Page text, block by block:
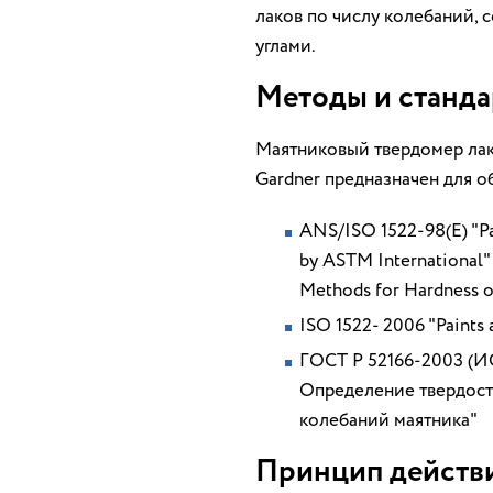
лаков по числу
углами.
Методы и
Маятниковый твердомер
Gardner предназначен для
ANS/ISO 1522-98(E)
by ASTM International"
Methods for Hardness
ISO 1522- 2006
ГОСТ Р 52166-2003
Определение
колебаний маятника"
Принцип